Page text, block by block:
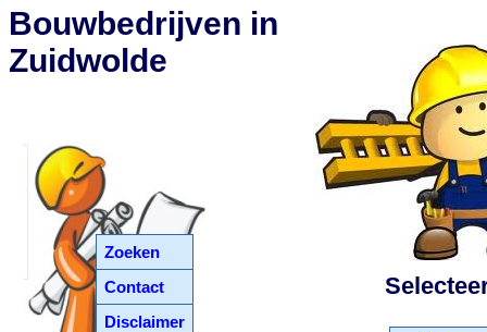
Zoeken
Contact
Disclaimer
Bouwbedrijven in
Zuidwolde